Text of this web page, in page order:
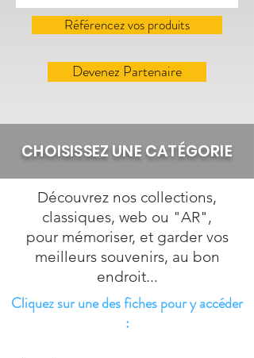
Référencez vos produits
Devenez Partenaire
CHOISISSEZ UNE CATÉGORIE
Découvrez nos collections,
classiques, web ou "AR",
pour mémoriser, et garder vos
meilleurs souvenirs, au bon
endroit...
Cliquez sur une des fiches pour y accéder
: